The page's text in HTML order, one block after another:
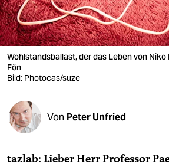
veranstaltungen
shop
fragen & hilfe
unterstützen
abo
genossenschaft
epaper login
Wohlstandsballast, der das Leben von
Fön
Bild: Photocas/suze
Von Peter Unfried
tazlab: Lieber Herr Professor